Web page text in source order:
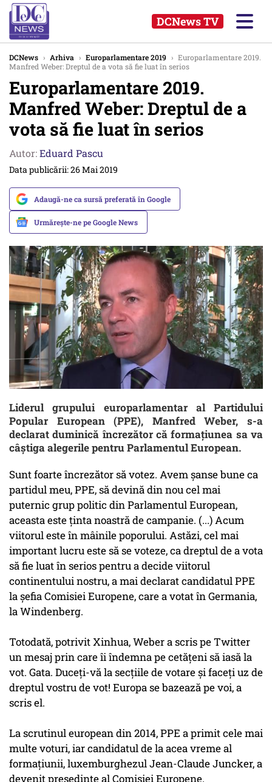
DCNews TV
DCNews › Arhiva › Europarlamentare 2019 › Europarlamentare 2019.
Manfred Weber: Dreptul de a vota să fie luat în serios
Europarlamentare 2019.
Manfred Weber: Dreptul de a
vota să fie luat în serios
Autor:Eduard Pascu
Data publicării: 26 Mai 2019
Adaugă-ne ca sursă preferată în Google
Urmărește-ne pe Google News
Liderul grupului europarlamentar al Partidului
Popular European (PPE), Manfred Weber, s-a
declarat duminică încrezător că formaţiunea sa va
câştiga alegerile pentru Parlamentul European.
Sunt foarte încrezător să votez. Avem şanse bune ca
partidul meu, PPE, să devină din nou cel mai
puternic grup politic din Parlamentul European,
aceasta este ţinta noastră de campanie. (...) Acum
viitorul este în mâinile poporului. Astăzi, cel mai
important lucru este să se voteze, ca dreptul de a vota
să fie luat în serios pentru a decide viitorul
continentului nostru, a mai declarat candidatul PPE
la şefia Comisiei Europene, care a votat în Germania,
la Windenberg.
Totodată, potrivit Xinhua, Weber a scris pe Twitter
un mesaj prin care îi îndemna pe cetăţeni să iasă la
vot. Gata. Duceţi-vă la secţiile de votare şi faceţi uz de
dreptul vostru de vot! Europa se bazează pe voi, a
scris el.
La scrutinul european din 2014, PPE a primit cele mai
multe voturi, iar candidatul de la acea vreme al
formaţiunii, luxemburghezul Jean-Claude Juncker, a
devenit preşedinte al Comisiei Europene.